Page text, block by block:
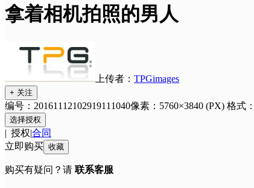
拿着相机拍照的男人
上传者： TPGimages
+ 关注
编号：20161112102919111040像素：5760×3840 (PX) 格式：
选择授权
| 授权|合同
立即购买 收藏
购买有疑问？请 联系客服